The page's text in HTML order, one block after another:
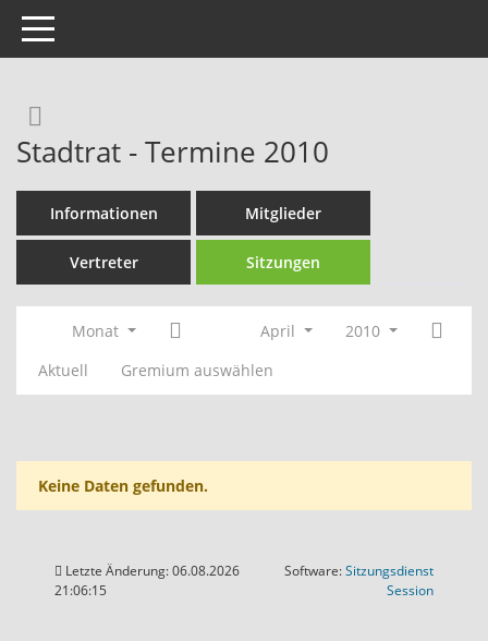
Toggle navigation
Stadtrat - Termine 2010
Informationen Mitglieder
Vertreter Sitzungen
Monat April
2010
Aktuell
Gremium auswählen
Keine Daten gefunden.
Letzte Änderung: 06.08.2026
21:06:15
Software:Sitzungsdienst
Session(Wird in